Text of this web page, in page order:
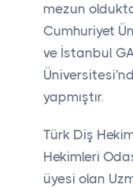
mezun
Cumhuriyet
ve İstanbul
yapmıştır.
Türk Diş
Hekimleri
üyesi olan